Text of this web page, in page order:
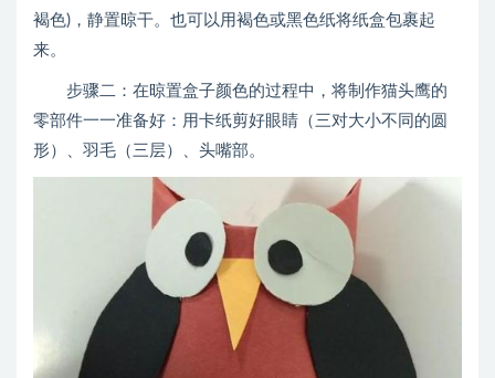
褐色)，静置晾干。也可以用褐色或黑色纸将纸盒包裹起
来。
步骤二：在晾置盒子颜色的过程中，将制作猫头鹰的
零部件一一准备好：用卡纸剪好眼睛（三对大小不同的圆
形）、羽毛（三层）、头嘴部。